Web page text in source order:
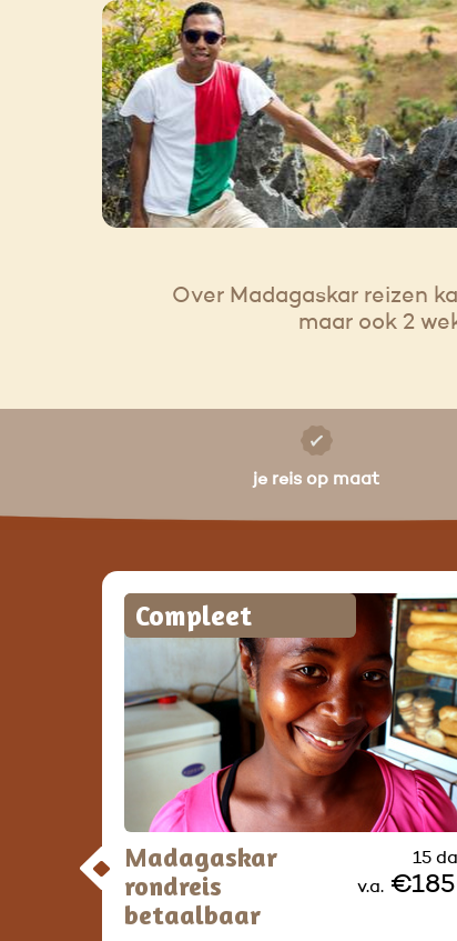
Over Madagaskar reizen
maar ook 2
je reis op maat
Compleet
Madagaskar
rondreis
betaalbaar
15
v.a.